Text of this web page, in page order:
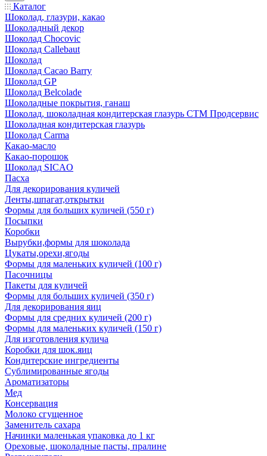
Каталог
Шоколад, глазури, какао
Шоколадный декор
Шоколад Chocovic
Шоколад Callebaut
Шоколад
Шоколад Cacao Barry
Шоколад GP
Шоколад Belcolade
Шоколадные покрытия, ганаш
Шоколад, шоколадная кондитерская глазурь СТМ Продсервис
Шоколадная кондитерская глазурь
Шоколад Carma
Какао-масло
Какао-порошок
Шоколад SICAO
Пасха
Для декорирования куличей
Ленты,шпагат,открытки
Формы для больших куличей (550 г)
Посыпки
Коробки
Вырубки,формы для шоколада
Цукаты,орехи,ягоды
Формы для маленьких куличей (100 г)
Пасочницы
Пакеты для куличей
Формы для больших куличей (350 г)
Для декорирования яиц
Формы для средних куличей (200 г)
Формы для маленьких куличей (150 г)
Для изготовления кулича
Коробки для шок.яиц
Кондитерские ингредиенты
Сублимированные ягоды
Ароматизаторы
Мед
Консервация
Молоко сгущенное
Заменитель сахара
Начинки маленькая упаковка до 1 кг
Ореховые, шоколадные пасты, пралине